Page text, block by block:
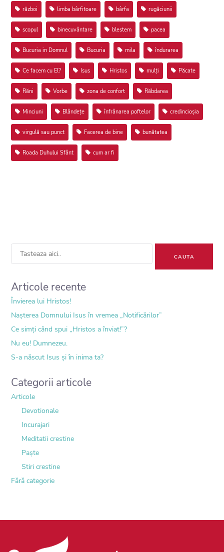
război limba bârfitoare bârfa rugăciunii
scopul binecuvântare blestem pacea
Bucuria in Domnul Bucuria mila îndurarea
Ce facem cu El? Isus Hristos mulți Păcate
Răni Vorbe zona de confort Răbdarea
Minciuni Blândețe înfrânarea poftelor credincioșia
virgulă sau punct Facerea de bine bunătatea
Roada Duhului Sfânt cum ar fi
Articole recente
Învierea lui Hristos!
Nașterea Domnului Isus în vremea „Notificărilor”
Ce simți când spui „Hristos a înviat!”?
Nu eu! Dumnezeu.
S-a născut Isus și în inima ta?
Categorii articole
Articole
Devotionale
Incurajari
Meditatii crestine
Paște
Stiri crestine
Fără categorie